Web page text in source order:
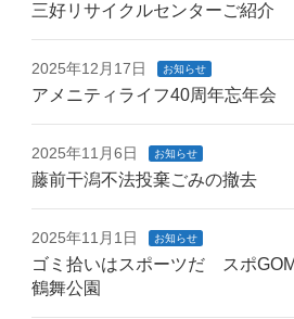
三好リサイクルセンターご紹介
2025年12月17日 お知らせ
アメニティライフ40周年忘年会
2025年11月6日 お知らせ
藤前干潟不法投棄ごみの撤去
2025年11月1日 お知らせ
ゴミ拾いはスポーツだ スポ
鶴舞公園